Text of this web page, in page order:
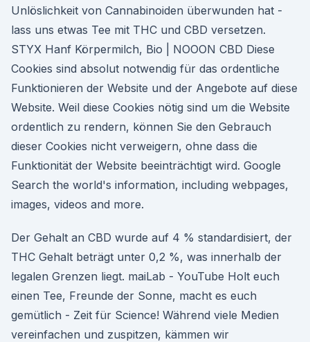
Unlöslichkeit von Cannabinoiden überwunden hat -
lass uns etwas Tee mit THC und CBD versetzen.
STYX Hanf Körpermilch, Bio | NOOON CBD Diese
Cookies sind absolut notwendig für das ordentliche
Funktionieren der Website und der Angebote auf diese
Website. Weil diese Cookies nötig sind um die Website
ordentlich zu rendern, können Sie den Gebrauch
dieser Cookies nicht verweigern, ohne dass die
Funktionität der Website beeinträchtigt wird. Google
Search the world's information, including webpages,
images, videos and more.
Der Gehalt an CBD wurde auf 4 % standardisiert, der
THC Gehalt beträgt unter 0,2 %, was innerhalb der
legalen Grenzen liegt. maiLab - YouTube Holt euch
einen Tee, Freunde der Sonne, macht es euch
gemütlich - Zeit für Science! Während viele Medien
vereinfachen und zuspitzen, kämmen wir